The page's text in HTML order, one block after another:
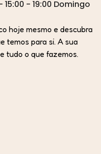
- 19:00 Domingo
hoje mesmo e descubra
temos para si. A sua
tudo o que fazemos.